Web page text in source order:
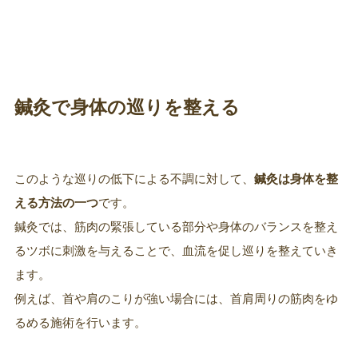
鍼灸で身体の巡りを整える
このような巡りの低下による不調に対して、 鍼灸は身体を整
える方法の一つです。
鍼灸では、筋肉の緊張している部分や身体のバランスを整え
るツボに刺激を与えることで、血流を促し巡りを整えていき
ます。
例えば、首や肩のこりが強い場合には、首肩周りの筋肉をゆ
るめる施術を行います。